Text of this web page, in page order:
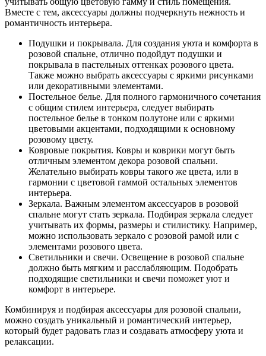
Вместе с тем, аксессуары должны подчеркнуть нежность и
романтичность интерьера.
Подушки и покрывала. Для создания уюта и комфорта в
розовой спальне, отлично подойдут подушки и
покрывала в пастельных оттенках розового цвета.
Также можно выбрать аксессуары с яркими рисунками
или декоративными элементами.
Постельное белье. Для полного гармоничного сочетания
с общим стилем интерьера, следует выбирать
постельное белье в тонком полутоне или с яркими
цветовыми акцентами, подходящими к основному
розовому цвету.
Ковровые покрытия. Ковры и коврики могут быть
отличным элементом декора розовой спальни.
Желательно выбирать ковры такого же цвета, или в
гармонии с цветовой гаммой остальных элементов
интерьера.
Зеркала. Важным элементом аксессуаров в розовой
спальне могут стать зеркала. Подбирая зеркала следует
учитывать их формы, размеры и стилистику. Например,
можно использовать зеркало с розовой рамой или с
элементами розового цвета.
Светильники и свечи. Освещение в розовой спальне
должно быть мягким и расслабляющим. Подобрать
подходящие светильники и свечи поможет уют и
комфорт в интерьере.
Комбинируя и подбирая аксессуары для розовой спальни,
можно создать уникальный и романтический интерьер,
который будет радовать глаз и создавать атмосферу уюта и
релаксации.